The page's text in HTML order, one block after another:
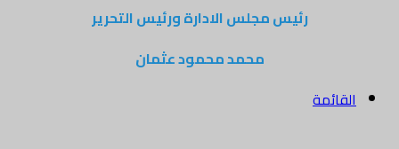
رئيس مجلس الادارة ورئيس التحرير
محمد محمود عثمان
القائمة